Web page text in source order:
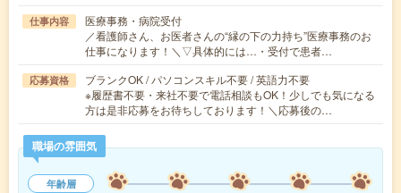
仕事内容
医療事務・病院受付
／看護師さん、お医者さんの“縁の下の力持ち”医療事務のお
仕事になります！＼▽具体的には…・受付で患者…
応募資格
ブランクOK / パソコンスキル不要 / 英語力不要
※履歴書不要・来社不要で電話相談もOK！少しでも気になる
方は是非応募をお待ちしております！＼応募後の…
職場の雰囲気
年齢層